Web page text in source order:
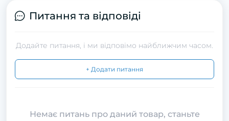
Питання та відповіді
Додайте питання, і ми відповімо найближчим часом.
+ Додати питання
Немає питань про даний товар, станьте